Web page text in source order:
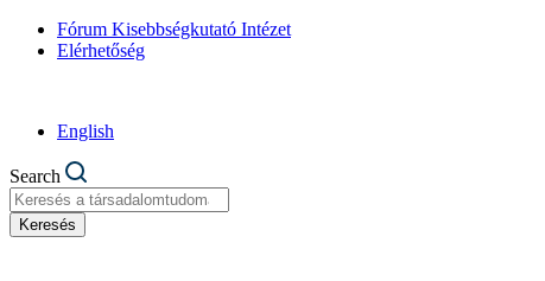
Fórum Kisebbségkutató Intézet
Elérhetőség
English
Search
Keresés